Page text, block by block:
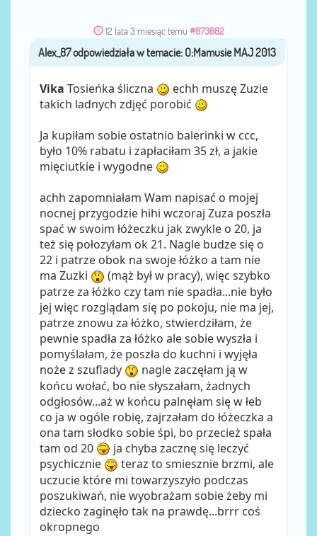
12 lata 3 miesiąc temu #873882
przezAlex_87
Vika Tosieńka śliczna
echh muszę Zuzie
takich ladnych zdjęć porobić
Ja kupiłam sobie ostatnio balerinki w ccc,
było 10% rabatu i zapłaciłam 35 zł, a jakie
mięciutkie i wygodne
achh zapomniałam Wam napisać o mojej
nocnej przygodzie hihi wczoraj Zuza poszła
spać w swoim łóżeczku jak zwykle o 20, ja
też się połozyłam ok 21. Nagle budze się o
22 i patrze obok na swoje łóżko a tam nie
ma Zuzki
(mąż był w pracy), więc szybko
patrze za łóżko czy tam nie spadła...nie było
jej więc rozglądam się po pokoju, nie ma jej,
patrze znowu za łóżko, stwierdziłam, że
pewnie spadła za łóżko ale sobie wyszła i
pomyślałam, że poszła do kuchni i wyjęła
noże z szuflady
nagle zaczęłam ją w
końcu wołać, bo nie słyszałam, żadnych
odgłosów...aż w końcu palnęłam się w łeb
co ja w ogóle robię, zajrzałam do łóżeczka a
ona tam słodko sobie śpi, bo przecież spała
tam od 20
ja chyba zacznę się leczyć
psychicznie
teraz to smiesznie brzmi, ale
uczucie które mi towarzyszyło podczas
poszukiwań, nie wyobrażam sobie żeby mi
dziecko zaginęło tak na prawdę...brrr coś
okropnego